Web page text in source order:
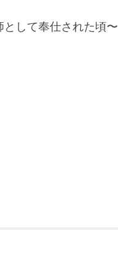
して奉仕された頃〜